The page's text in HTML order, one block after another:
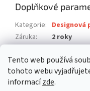
Tento web používá
tohoto webu
informacízde.
Doplňkové
Kategorie: Designová
Záruka:
2 roky
Položka byla